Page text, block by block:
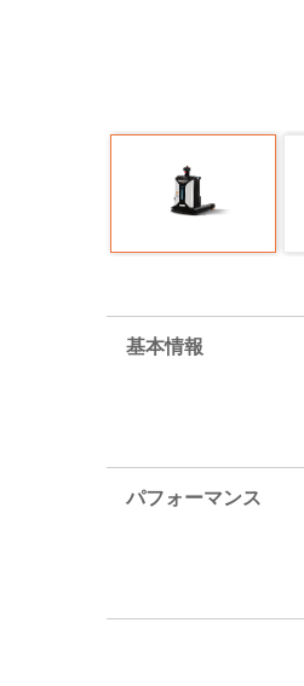
基本情報
パフォーマンス